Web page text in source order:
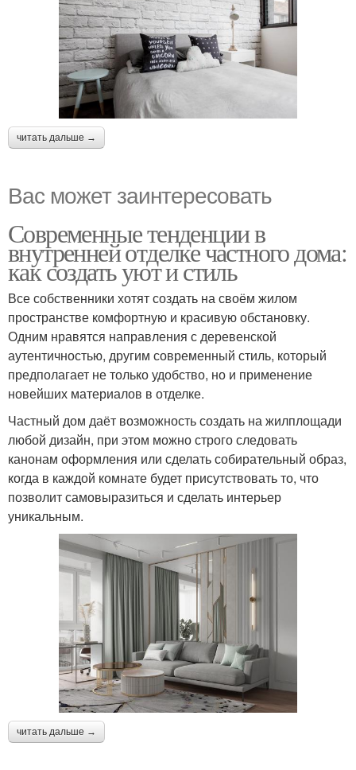
читать дальше →
Вас может заинтересовать
Современные тенденции в
внутренней отделке частного дома:
как создать уют и стиль
Все собственники хотят создать на своём жилом
пространстве комфортную и красивую обстановку.
Одним нравятся направления с деревенской
аутентичностью, другим современный стиль, который
предполагает не только удобство, но и применение
новейших материалов в отделке.
Частный дом даёт возможность создать на жилплощади
любой дизайн, при этом можно строго следовать
канонам оформления или сделать собирательный образ,
когда в каждой комнате будет присутствовать то, что
позволит самовыразиться и сделать интерьер
уникальным.
читать дальше →